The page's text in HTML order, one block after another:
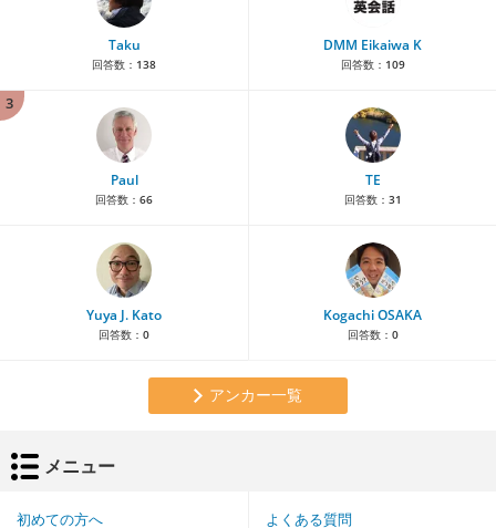
Taku
回答数： 138
DMM Eikaiwa K
回答数： 109
3
Paul
回答数： 66
TE
回答数： 31
Yuya J. Kato
回答数： 0
Kogachi OSAKA
回答数： 0
アンカー一覧
メニュー
初めての方へ よくある質問